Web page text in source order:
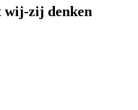
wij-zij denken